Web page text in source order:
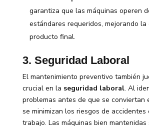
garantiza que las máquinas operen
estándares requeridos, mejorando
producto final.
3. Seguridad Laboral
El mantenimiento preventivo también
crucial en la seguridad laboral. Al
problemas antes de que se conviertan
se minimizan los riesgos de
trabajo. Las máquinas bien mantenidas